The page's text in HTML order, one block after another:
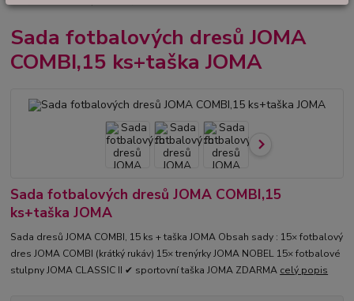
Sada fotbalových dresů JOMA
COMBI,15 ks+taška JOMA
Sada fotbalových dresů JOMA COMBI,15
ks+taška JOMA
Sada dresů JOMA COMBI, 15 ks + taška JOMA Obsah sady : 15× fotbalový
dres JOMA COMBI (krátký rukáv) 15× trenýrky JOMA NOBEL 15× fotbalové
stulpny JOMA CLASSIC II ✔ sportovní taška JOMA ZDARMA celý popis